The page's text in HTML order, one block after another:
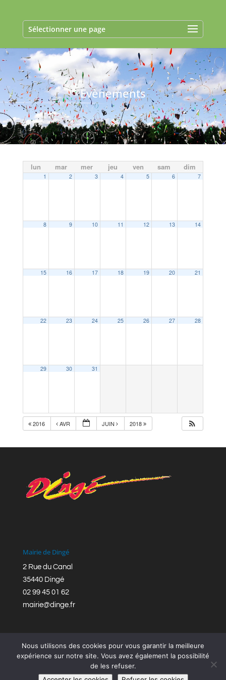
Sélectionner une page
Evènements
lun mar mer jeu ven sam dim
1 2 3 4 5 6 7
8 9 10 11 12 13 14
15 16 17 18 19 20 21
22 23 24 25 26 27 28
29 30 31
2016 AVR JUIN 2018
Mairie de Dingé
2 Rue du Canal
35440 Dingé
02 99 45 01 62
mairie@dinge.fr
Réalisation © Mairie de Dingé,Bretagne Romantique
Nous utilisons des cookies pour vous garantir la meilleure
expérience sur notre site. Vous avez également la possibilité
de les refuser.